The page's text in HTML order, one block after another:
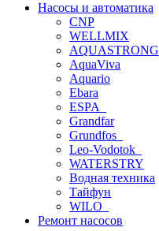
Насосы и автоматика
CNP
WELLMIX
AQUASTRONG
AquaViva
Aquario
Ebara
ESPA_
Grandfar
Grundfos_
Leo-Vodotok_
WATERSTRY
Водная техника
Тайфун
WILO_
Ремонт насосов